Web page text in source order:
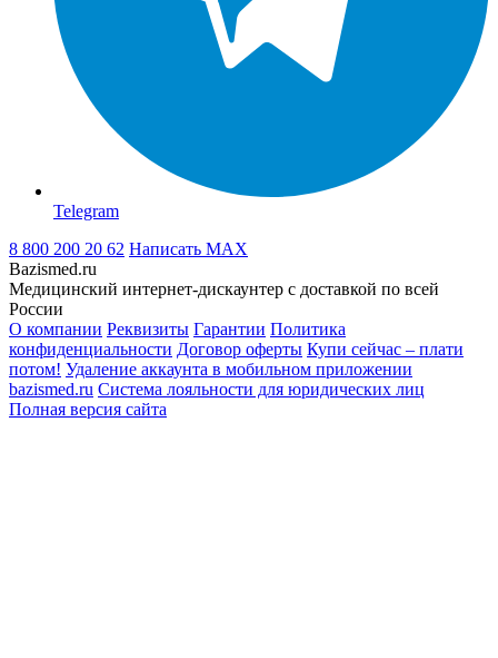
Telegram
8 800 200 20 62 Написать MAX
Bazismed.ru
Медицинский интернет-дискаунтер с доставкой по всей
России
О компании Реквизиты Гарантии Политика
конфиденциальности Договор оферты Купи сейчас – плати
потом! Удаление аккаунта в мобильном приложении
bazismed.ru Система лояльности для юридических лиц
Полная версия сайта